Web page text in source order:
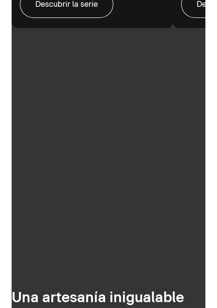
Descubrir la serie
Una artesanía inigualable